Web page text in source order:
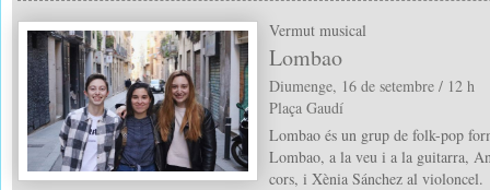
Vermut musical
Lombao
Diumenge, 16 de setembre / 12 h
Plaça Gaudí
Lombao és un grup de folk-pop
Lombao, a la veu i a la guitarra,
cors, i Xènia Sánchez al violoncel.